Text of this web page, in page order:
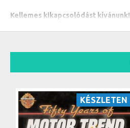
Kellemes kikapcsolódást kívánunk!
KÉSZLETEN